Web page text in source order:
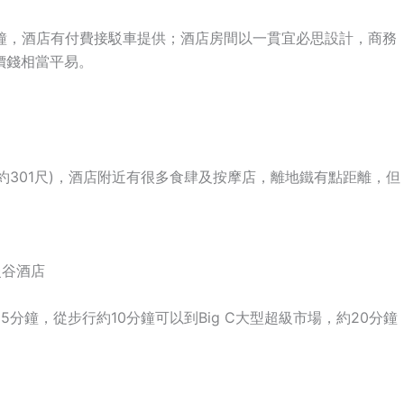
酒店有付費接駁車提供；酒店房間以一貫宜必思設計，商務
相當平易。
尺)，酒店附近有很多食肆及按摩店，離地鐵有點距離，但
酒店
分鐘，從步行約10分鐘可以到Big C大型超級市場，約20分鐘